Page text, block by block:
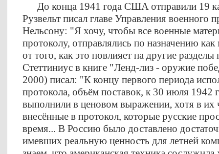
До конца 1941 года США отправили 19
Рузвельт писал главе Управления военного
Нельсону: "Я хочу, чтобы все военные
протоколу, отправлялись по назначению
от того, как это повлияет на другие
Стеттиниус в книге "Ленд-лиз - оружие
2000) писал: "К концу первого периода
протокола, объём поставок, к 30 июля
выполнили в ценовом выражении, хотя в их
внесённые в протокол, которые русские
время... В Россию было доставлено
имевших реальную ценность для летней